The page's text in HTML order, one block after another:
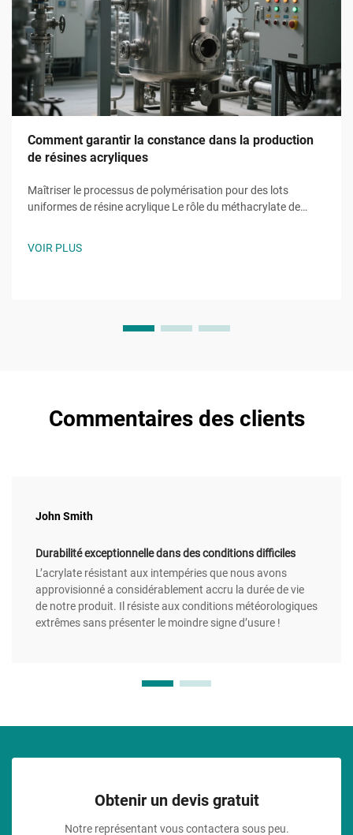
Comment garantir la constance dans la production
de résines acryliques
Maîtriser le processus de polymérisation pour des lots
uniformes de résine acrylique Le rôle du méthacrylate de
VOIR PLUS
Commentaires des clients
John Smith
Durabilité exceptionnelle dans des conditions difficiles
L’acrylate résistant aux intempéries que nous avons
approvisionné a considérablement accru la durée de vie
de notre produit. Il résiste aux conditions météorologiques
extrêmes sans présenter le moindre signe d’usure !
Obtenir un devis gratuit
Notre représentant vous contactera sous peu.